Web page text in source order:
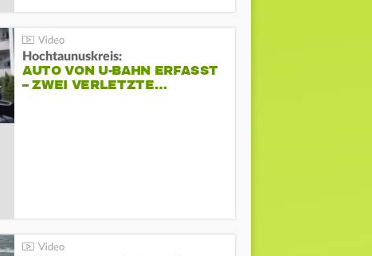
Hochtaunuskreis:
AUTO VON U-BAHN ERFASST
– ZWEI VERLETZTE…